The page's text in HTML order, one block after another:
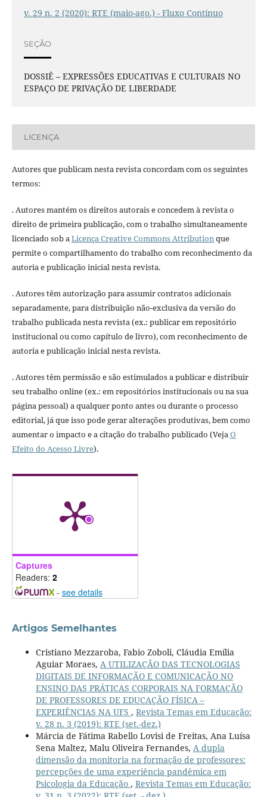
v. 29 n. 2 (2020): RTE (maio-ago.) - Fluxo Contínuo
SEÇÃO
DOSSIÊ – EXPRESSÕES EDUCATIVAS E CULTURAIS NO
ESPAÇO DE PRIVAÇÃO DE LIBERDADE
LICENÇA
Autores que publicam nesta revista concordam com os seguintes
termos:
. Autores mantém os direitos autorais e concedem à revista o
direito de primeira publicação, com o trabalho simultaneamente
licenciado sob a Licença Creative Commons Attribution que
permite o compartilhamento do trabalho com reconhecimento da
autoria e publicação inicial nesta revista.
. Autores têm autorização para assumir contratos adicionais
separadamente, para distribuição não-exclusiva da versão do
trabalho publicada nesta revista (ex.: publicar em repositório
institucional ou como capítulo de livro), com reconhecimento de
autoria e publicação inicial nesta revista.
. Autores têm permissão e são estimulados a publicar e distribuir
seu trabalho online (ex.: em repositórios institucionais ou na sua
página pessoal) a qualquer ponto antes ou durante o processo
editorial, já que isso pode gerar alterações produtivas, bem como
aumentar o impacto e a citação do trabalho publicado (VejaO
Efeito do Acesso Livre).
Captures
Readers: 2
- see details
Artigos Semelhantes
Cristiano Mezzaroba, Fabio Zoboli, Cláudia Emília
Aguiar Moraes, A UTILIZAÇÃO DAS TECNOLOGIAS
DIGITAIS DE INFORMAÇÃO E COMUNICAÇÃO NO
ENSINO DAS PRÁTICAS CORPORAIS NA FORMAÇÃO
DE PROFESSORES DE EDUCAÇÃO FÍSICA –
EXPERIÊNCIAS NA UFS , Revista Temas em Educação:
v. 28 n. 3 (2019): RTE (set.-dez.)
Márcia de Fátima Rabello Lovisi de Freitas, Ana Luísa
Sena Maltez, Malu Oliveira Fernandes, A dupla
dimensão da monitoria na formação de professores:
percepções de uma experiência pandêmica em
Psicologia da Educação , Revista Temas em Educação: